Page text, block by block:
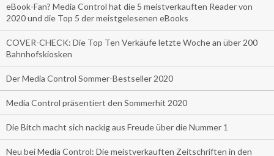
eBook-Fan? Media Control hat die 5 meistverkauften Reader von
2020 und die Top 5 der meistgelesenen eBooks
COVER-CHECK: Die Top Ten Verkäufe letzte Woche an über 200
Bahnhofskiosken
Der Media Control Sommer-Bestseller 2020
Media Control präsentiert den Sommerhit 2020
Die Bitch macht sich nackig aus Freude über die Nummer 1
Neu bei Media Control: Die meistverkauften Zeitschriften in den